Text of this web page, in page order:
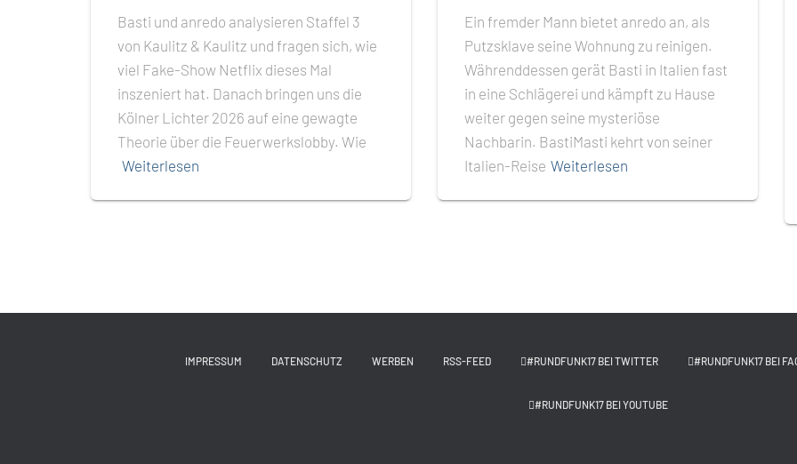
Basti und anredo analysieren Staffel 3
von Kaulitz & Kaulitz und fragen sich, wie
viel Fake-Show Netflix dieses Mal
inszeniert hat. Danach bringen uns die
Kölner Lichter 2026 auf eine gewagte
Theorie über die Feuerwerkslobby. Wie
Weiterlesen
Ein fremder Mann bietet anredo an, als
Putzsklave seine Wohnung zu reinigen.
Währenddessen gerät Basti in Italien fast
in eine Schlägerei und kämpft zu Hause
weiter gegen seine mysteriöse
Nachbarin. BastiMasti kehrt von seiner
Italien-Reise Weiterlesen
IMPRESSUM DATENSCHUTZ WERBEN RSS-FEED #RUNDFUNK17 BEI TWITTER #RUNDFUNK17 BEI
#RUNDFUNK17 BEI YOUTUBE